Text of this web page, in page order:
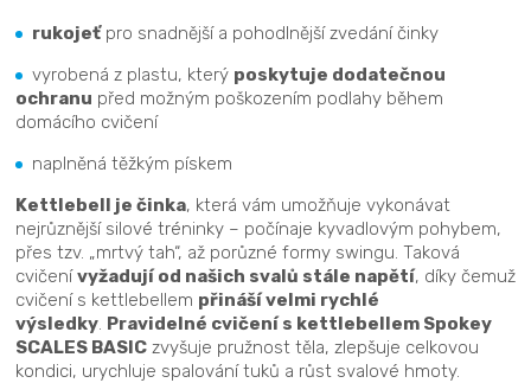
rukojeťpro snadnější a pohodlnější zvedání činky
vyrobená z plastu, který poskytuje dodatečnou
ochranu před možným poškozením podlahy během
domácího cvičení
naplněná těžkým pískem
Kettlebell je činka, která vám umožňuje vykonávat
nejrůznější silové tréninky – počínaje kyvadlovým pohybem,
přes tzv. „mrtvý tah“, až porůzné formy swingu. Taková
cvičenívyžadují od našich svalů stále napětí, díky čemuž
cvičení s kettlebellem přináší velmi rychlé
výsledky Pravidelné cvičení s kettlebellem Spokey
SCALES BASIC zvyšuje pružnost těla, zlepšuje celkovou
kondici, urychluje spalování tuků a růst svalové hmoty.